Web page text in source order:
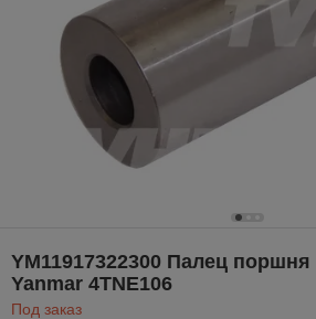
YM11917322300 Палец поршня
Yanmar 4TNE106
Под заказ